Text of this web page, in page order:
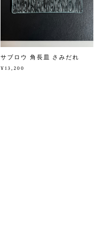
サブロウ 角長皿 さみだれ
¥13,200